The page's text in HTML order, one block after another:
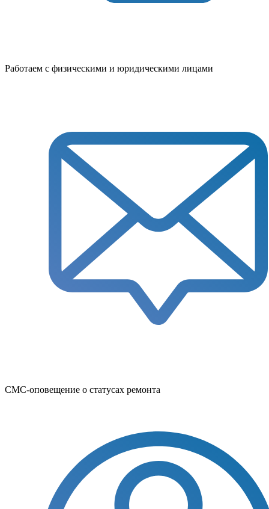
Работаем с физическими и юридическими лицами
СМС-оповещение о статусах ремонта